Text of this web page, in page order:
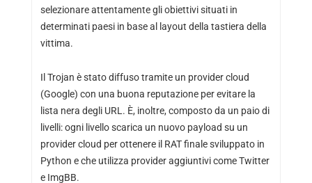
selezionare attentamente gli obiettivi situati in
determinati paesi in base al layout della tastiera della
vittima.
Il Trojan è stato diffuso tramite un provider cloud
(Google) con una buona reputazione per evitare la
lista nera degli URL. È, inoltre, composto da un paio di
livelli: ogni livello scarica un nuovo payload su un
provider cloud per ottenere il RAT finale sviluppato in
Python e che utilizza provider aggiuntivi come Twitter
e ImgBB.